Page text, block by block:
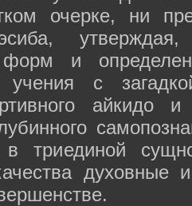
очерке, ни
и
учения с
айкидо
триединой
духовные